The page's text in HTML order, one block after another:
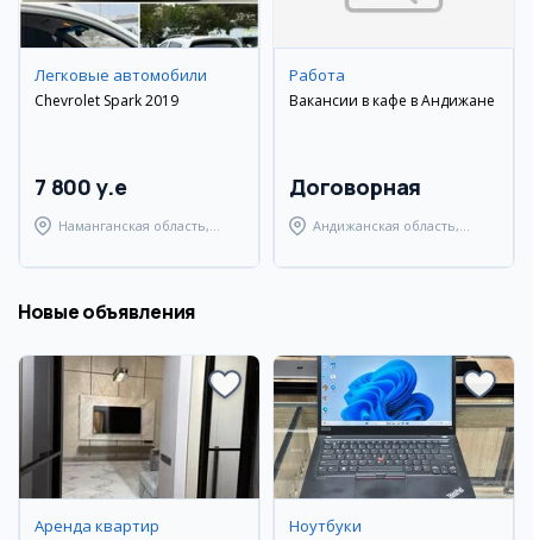
Легковые автомобили
Chevrolet Spark 2019
7 800 y.e
Наманганская область,
Работа
Вакансии в кафе в Андижане
Договорная
Андижанская область,
Новые объявления
Аренда квартир Ноутбуки